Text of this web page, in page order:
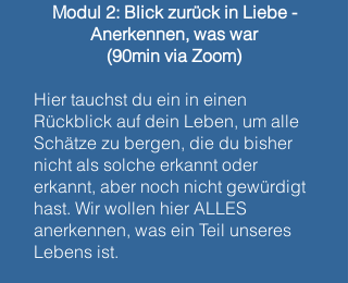
Modul 2: Blick zurück in Liebe -
Anerkennen, was war
(90min via Zoom)
Hier tauchst du ein in einen
Rückblick auf dein Leben, um alle
Schätze zu bergen, die du bisher
nicht als solche erkannt oder
erkannt, aber noch nicht gewürdigt
hast. Wir wollen hier ALLES
anerkennen, was ein Teil unseres
Lebens ist.